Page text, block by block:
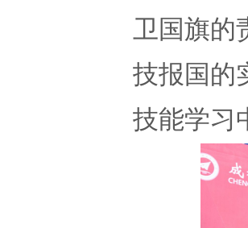
卫国旗的
技报国的
技能学习